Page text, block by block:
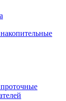
проточные